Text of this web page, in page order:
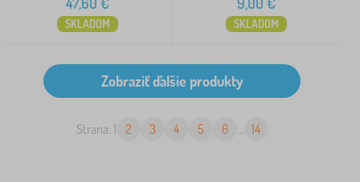
SKLADOM SKLADOM
Strana: 1 2 3 4 5 6 ... 14